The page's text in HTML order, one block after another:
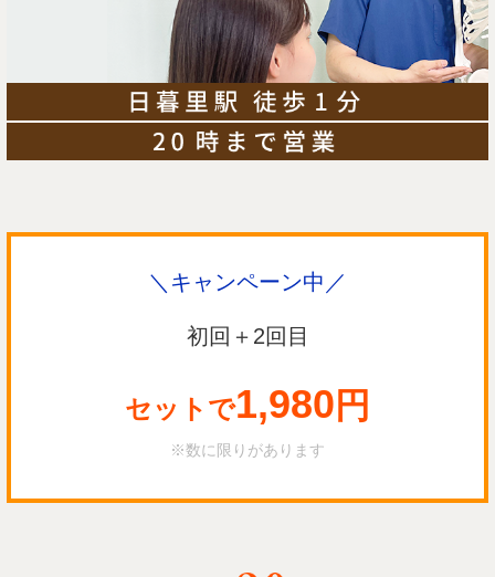
＼キャンペーン中／
初回＋2回目
セットで1,980 円
※数に限りがあります